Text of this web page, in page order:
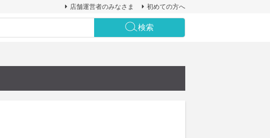
店舗運営者のみなさま 初めての方へ
検索